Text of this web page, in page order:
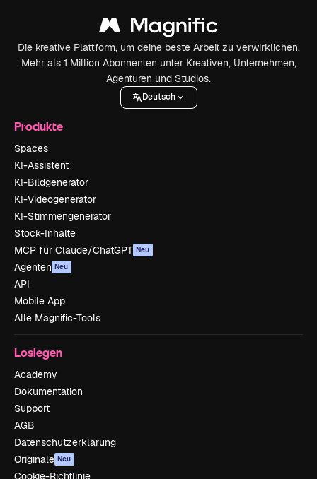
Die kreative Plattform, um deine beste Arbeit zu verwirklichen.
Mehr als 1 Million Abonnenten unter Kreativen, Unternehmen,
Agenturen und Studios.
Deutsch
Produkte
Spaces
KI-Assistent
KI-Bildgenerator
KI-Videogenerator
KI-Stimmengenerator
Stock-Inhalte
MCP für Claude/ChatGPT Neu
Agenten Neu
API
Mobile App
Alle Magnific-Tools
Loslegen
Academy
Dokumentation
Support
AGB
Datenschutzerklärung
Originale Neu
Cookie-Richtlinie